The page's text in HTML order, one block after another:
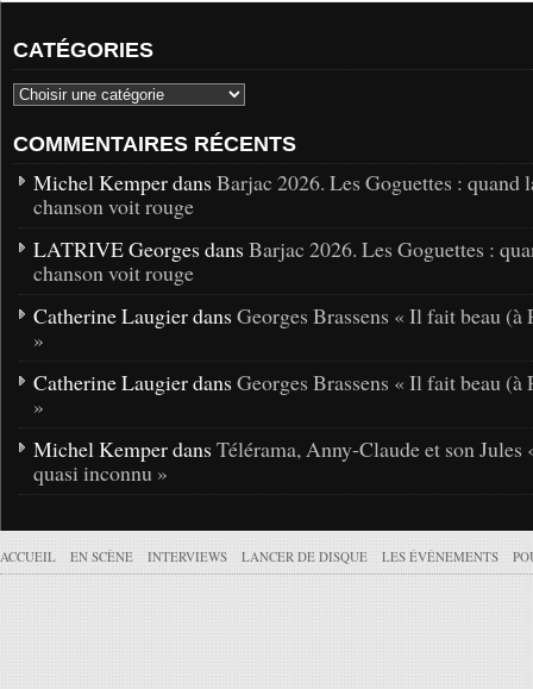
CATÉGORIES
COMMENTAIRES RÉCENTS
Michel Kemper dans Barjac 2026. Les Goguettes : quand
chanson voit rouge
LATRIVE Georges dans Barjac 2026. Les Goguettes :
chanson voit rouge
Catherine Laugier dans Georges Brassens « Il fait beau (à
»
Catherine Laugier dans Georges Brassens « Il fait beau (à
»
Michel Kemper dans Télérama, Anny-Claude et son Jules
quasi inconnu »
ACCUEIL EN SCÈNE INTERVIEWS LANCER DE DISQUE LES ÉVÉNEMENTS